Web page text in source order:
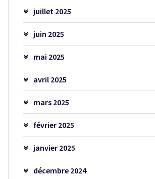
juillet 2025
juin 2025
mai 2025
avril 2025
mars 2025
février 2025
janvier 2025
décembre 2024